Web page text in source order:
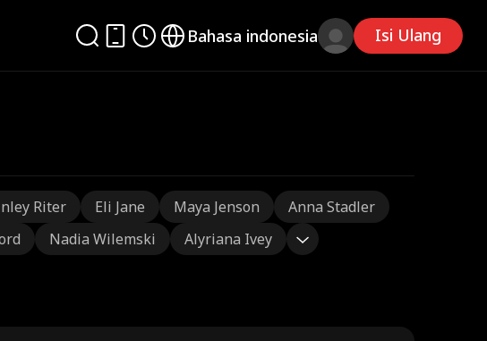
Bahasa indonesia Isi Ulang
Riter Eli Jane Maya Jenson
Anna Stadler
Nadia Wilemski Alyriana Ivey